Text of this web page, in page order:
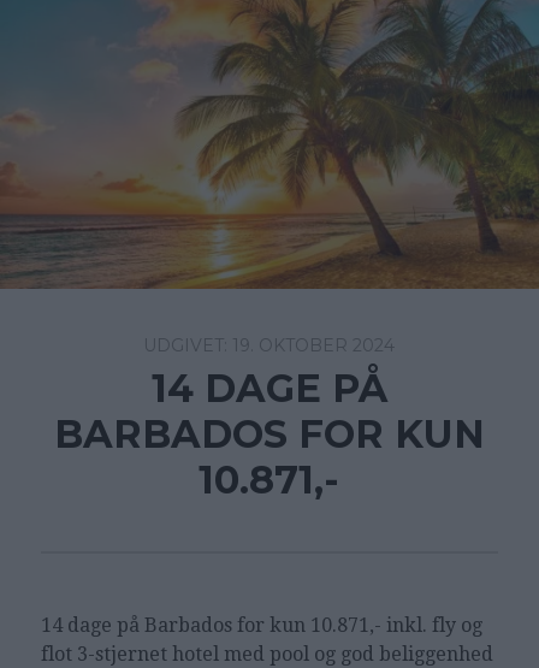
19. OKTOBER 2024
14 DAGE PÅ
BARBADOS FOR KUN
10.871,-
14 dage på Barbados for kun 10.871,- inkl. fly og
flot 3-stjernet hotel med pool og god beliggenhed